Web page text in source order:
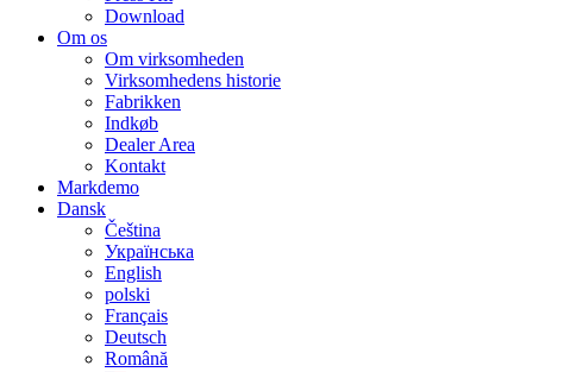
Download
Om os
Om virksomheden
Virksomhedens historie
Fabrikken
Indkøb
Dealer Area
Kontakt
Markdemo
Dansk
Čeština
Українська
English
polski
Français
Deutsch
Română